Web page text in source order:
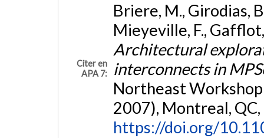
Citer en
APA 7:
Briere, M., Girodias,
Mieyeville, F.,
Architectural
interconnects in
Northeast
2007), Montreal, QC,
https://doi.org/